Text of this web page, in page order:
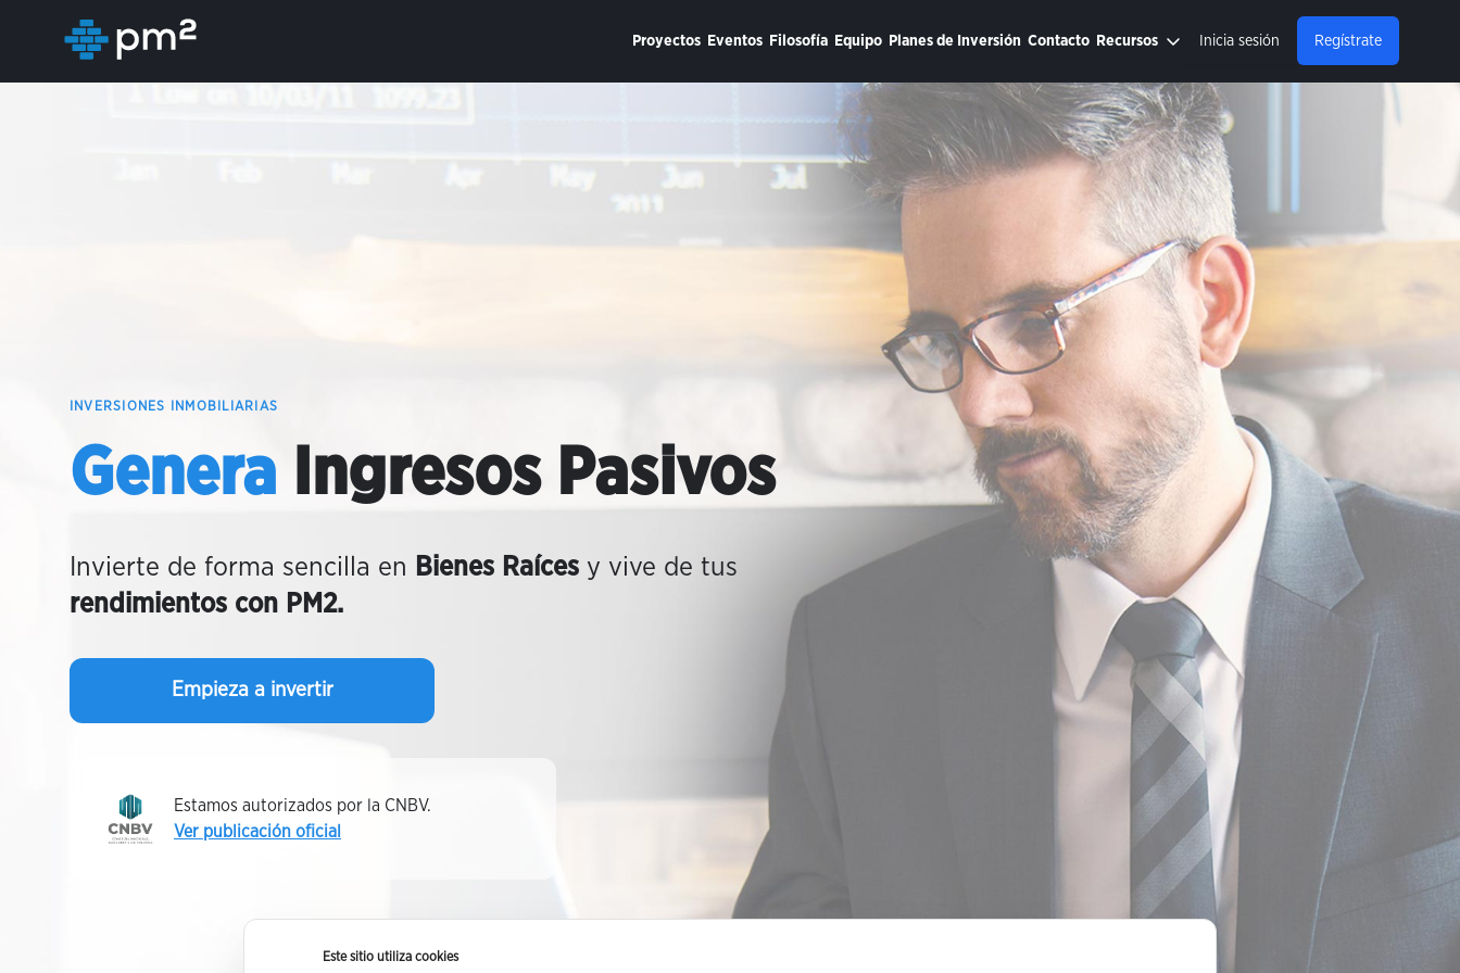
Proyectos Eventos Filosofía Equipo Planes de Inversión Contacto Recursos Inicia sesión Regístrate
INVERSIONES INMOBILIARIAS
Genera Ingresos Pasivos
Invierte de forma sencilla en Bienes Raíces y vive de tus
rendimientos con PM2.
Empieza a invertir
Estamos autorizados por la CNBV.
Ver publicación oficial
Este sitio utiliza cookies